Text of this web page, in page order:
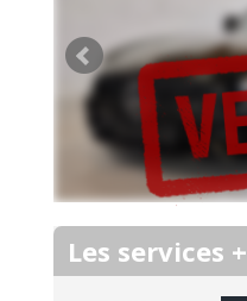
Les services +